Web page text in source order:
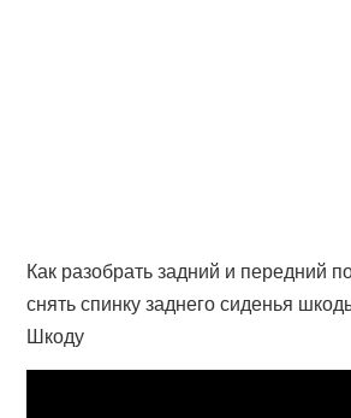
Как разобрать задний и передний
снять спинку заднего сиденья
Шкоду